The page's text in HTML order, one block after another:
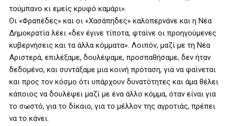
τούμπανο κι εμείς κρυφό καμάρι».
Οι «Φραπέδες» και οι «Χασάπηδες» καλοπερνάνε και η Νέα
Δημοκρατία λέει «δεν έγινε τίποτα, φταίνε οι προηγούμενες
κυβερνήσεις και τα άλλα κόμματα». Λοιπόν, μαζί με τη Νέα
Αριστερά, επιλέξαμε, δουλέψαμε, προσπαθήσαμε, δεν ήταν
δεδομένο, και συντάξαμε μια κοινή πρόταση, για να φαίνεται
και προς τον κόσμο ότι υπάρχουν δυνατότητες και άμα θέλει
κάποιος να δουλέψει μαζί με ένα άλλο κόμμα, όταν είναι για
το σωστό, για το δίκαιο, για το μέλλον της αγροτιάς, πρέπει
να το κάνει.